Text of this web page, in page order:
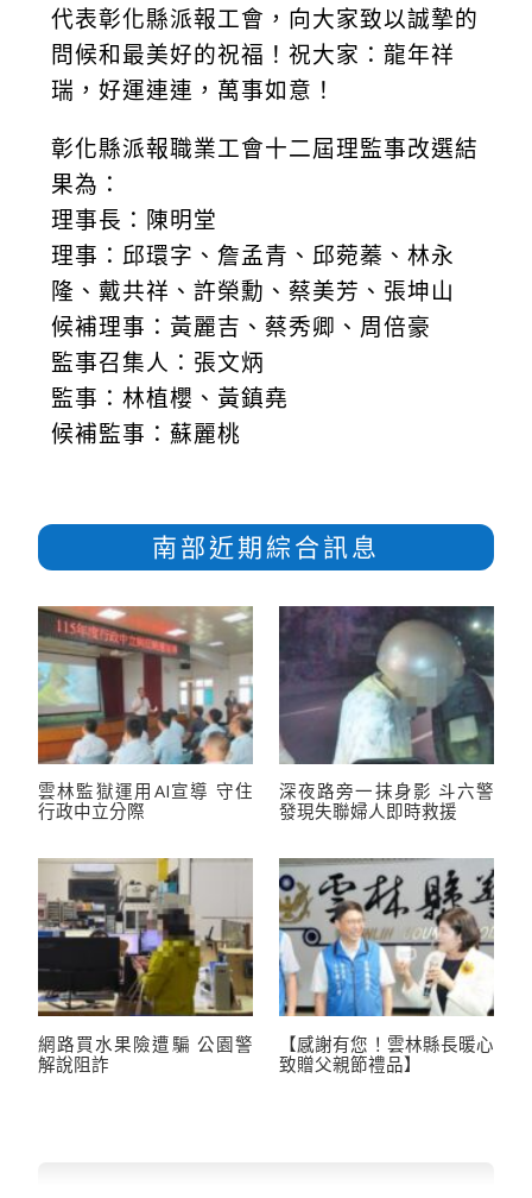
代表彰化縣派報工會，向大家致以誠摯的
問候和最美好的祝福！祝大家：龍年祥
瑞，好運連連，萬事如意！
彰化縣派報職業工會十二屆理監事改選結
果為：
理事長：陳明堂
理事：邱環字、詹孟青、邱菀蓁、林永
隆、戴共祥、許榮勳、蔡美芳、張坤山
候補理事：黃麗吉、蔡秀卿、周倍豪
監事召集人：張文炳
監事：林植櫻、黃鎮堯
候補監事：蘇麗桃
南部近期綜合訊息
雲林監獄運用AI宣導 守住
行政中立分際
深夜路旁一抹身影 斗六警
發現失聯婦人即時救援
網路買水果險遭騙 公園警
解說阻詐
【感謝有您！雲林縣長暖心
致贈父親節禮品】